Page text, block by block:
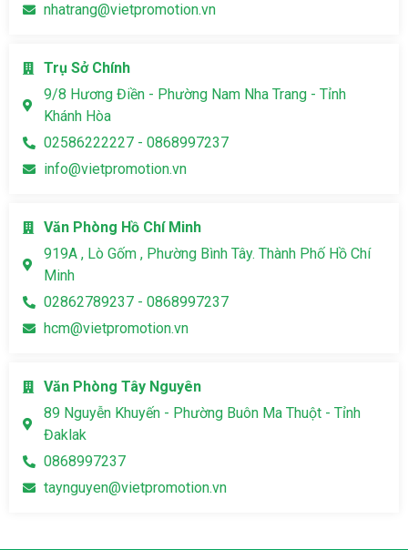
nhatrang@vietpromotion.vn
Trụ Sở Chính
9/8 Hương Điền - Phường Nam Nha Trang - Tỉnh
Khánh Hòa
02586222227 - 0868997237
info@vietpromotion.vn
Văn Phòng Hồ Chí Minh
919A , Lò Gốm , Phường Bình Tây. Thành Phố Hồ Chí
Minh
02862789237 - 0868997237
hcm@vietpromotion.vn
Văn Phòng Tây Nguyên
89 Nguyễn Khuyến - Phường Buôn Ma Thuột - Tỉnh
Đaklak
0868997237
taynguyen@vietpromotion.vn